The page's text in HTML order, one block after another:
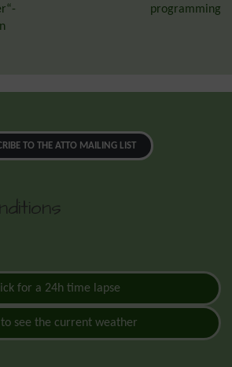
programming
TO THE ATTO MAILING LIST
for a 24h time lapse
see the current weather